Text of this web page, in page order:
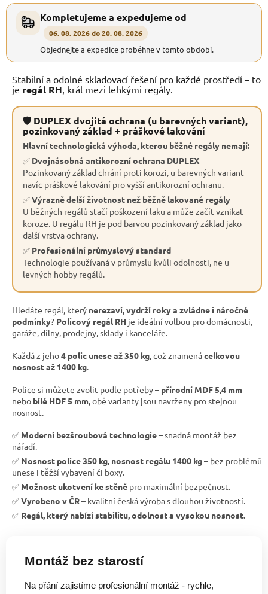
Kompletujeme a expedujeme od
06. 08. 2026 do 20. 08. 2026
Objednejte a expedice proběhne v tomto období.
Stabilní a odolné skladovací řešení pro každé prostředí – to
je regál RH , král mezi lehkými regály.
🛡 DUPLEX dvojitá ochrana (u barevných variant),
pozinkovaný základ + práškové lakování
Hlavní technologická výhoda, kterou běžné regály nemají:
✅ Dvojnásobná antikorozní ochrana DUPLEX
Pozinkovaný základ chrání proti korozi, u barevných variant
navíc práškové lakování pro vyšší antikorozní ochranu.
✅Výrazně delší životnost než běžně lakované regály
U běžných regálů stačí poškození laku a může začít vznikat
koroze. U regálu RH je pod barvou pozinkovaný základ jako
další vrstva ochrany.
✅ Profesionální průmyslový standard
Technologie používaná v průmyslu kvůli odolnosti, ne u
levných hobby regálů.
Hledáte regál, který nerezaví, vydrží roky a zvládne i náročné
podmínky? Policový regál RH je ideální volbou pro domácnosti,
garáže, dílny, prodejny, sklady i kanceláře.
Každá z jeho4 polic unese až 350 kg, což znamenácelkovou
nosnost až 1400 kg.
Police si můžete zvolit podle potřeby – přírodní MDF 5,4 mm
nebo bílé HDF 5 mm, obě varianty jsou navrženy pro stejnou
nosnost.
✅ Moderní bezšroubová technologie– snadná montáž bez
nářadí.
✅ Nosnost police 350 kg, nosnost regálu 1400 kg– bez problémů
unese i těžší vybavení či boxy.
✅ Možnost ukotvení ke stěně pro maximální bezpečnost.
✅Vyrobeno v ČR– kvalitní česká výroba s dlouhou životností.
✅ Regál, který nabízí stabilitu, odolnost a vysokou nosnost.
Montáž bez starostí
Na přání zajistíme profesionální montáž - rychle,